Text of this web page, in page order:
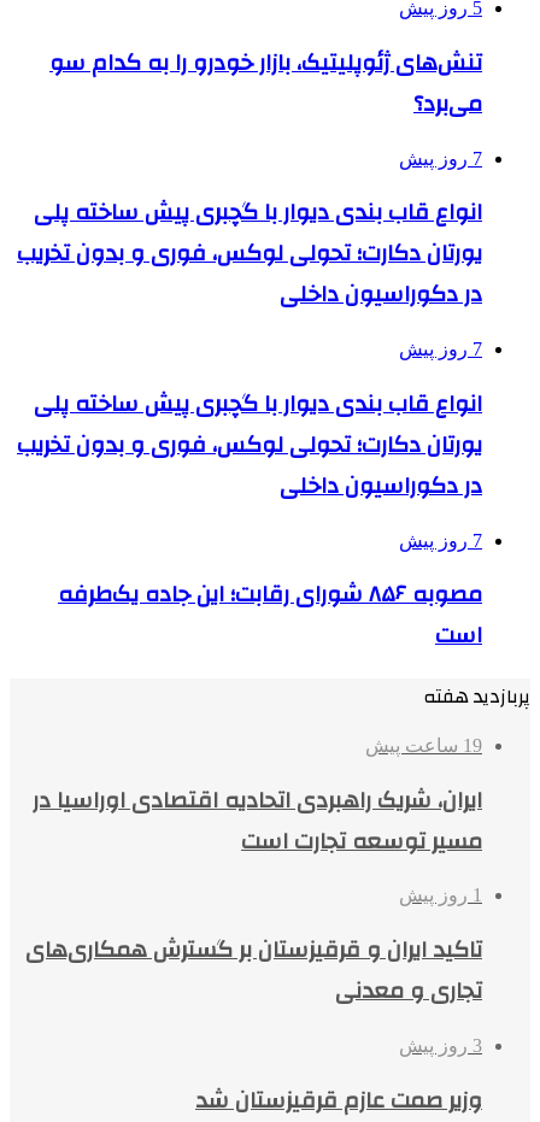
5 روز پیش
تنش‌های ژئوپلیتیک، بازار خودرو را به کدام سو
می‌برد؟
7 روز پیش
انواع قاب بندی دیوار با گچبری پیش ساخته پلی
یورتان دکارت؛ تحولی لوکس، فوری و بدون تخریب
در دکوراسیون داخلی
7 روز پیش
انواع قاب بندی دیوار با گچبری پیش ساخته پلی
یورتان دکارت؛ تحولی لوکس، فوری و بدون تخریب
در دکوراسیون داخلی
7 روز پیش
مصوبه ۸۵۶ شورای رقابت؛ این جاده یک‌طرفه
است
پربازدید هفته
19 ساعت پیش
ایران، شریک راهبردی اتحادیه اقتصادی اوراسیا در
مسیر توسعه تجارت است
1 روز پیش
تاکید ایران و قرقیزستان بر گسترش همکاری‌های
تجاری و معدنی
3 روز پیش
وزیر صمت عازم قرقیزستان شد